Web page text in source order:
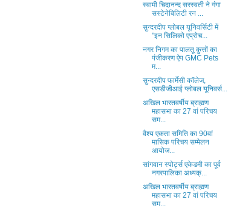
स्वामी चिदानन्द सरस्वती ने गंगा
सस्टेनेबिलिटी रन ...
सुन्दरदीप ग्लोबल यूनिवर्सिटी में
"इन सिलिको एप्रोच...
नगर निगम का पालतू कुत्तों का
पंजीकरण ऐप GMC Pets
म...
सुन्दरदीप फार्मेसी कॉलेज,
एसडीजीआई ग्लोबल यूनिवर्स...
अखिल भारतवर्षीय ब्राह्मण
महासभा का 27 वां परिचय
सम...
वैश्य एकता समिति का 90वां
मासिक परिचय सम्मेलन
आयोज...
सांगवान स्पोर्ट्स एकेडमी का पूर्व
नगरपालिका अध्यक्...
अखिल भारतवर्षीय ब्राह्मण
महासभा का 27 वां परिचय
सम...